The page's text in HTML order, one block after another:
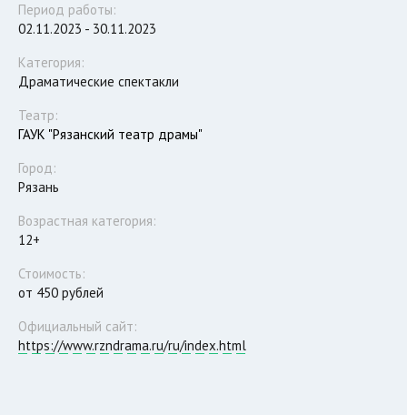
Период работы:
02.11.2023 - 30.11.2023
Категория:
Драматические спектакли
Театр:
ГАУК "Рязанский театр драмы"
Город:
Рязань
Возрастная категория:
12+
Стоимость:
от 450 рублей
Официальный сайт:
https://www.rzndrama.ru/ru/index.html